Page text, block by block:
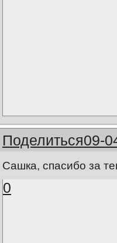
Поделиться09-
Сашка, спасибо за
0